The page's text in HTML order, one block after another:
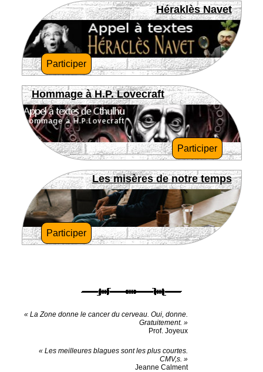
Héraklès Navet
Participer
Hommage à H.P. Lovecraft
Participer
Les misères de notre temps
Participer
« La Zone donne le cancer du cerveau. Oui, donne.
Gratuitement. »
Prof. Joyeux
« Les meilleures blagues sont les plus courtes.
CMV,s. »
Jeanne Calment